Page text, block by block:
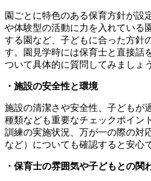
園ごとに特色のある保育方針が設
や体験型の活動に力を入れている
する園など、子どもに合った方針
す。園見学時には保育士と直接話
ついて具体的に質問してみましょう
・施設の安全性と環境
施設の清潔さや安全性、子どもが
種類なども重要なチェックポイン
訓練の実施状況、万が一の際の対
など）についても確認すると安心
・保育士の雰囲気や子どもとの関